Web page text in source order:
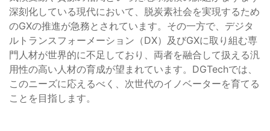
深刻化している現代において、脱炭素社会を実現するため
のGXの推進が急務とされています。その一方で、デジタ
ルトランスフォーメーション（DX）及びGXに取り組む専
門人材が世界的に不足しており、両者を融合して扱える汎
用性の高い人材の育成が望まれています。DGTechでは、
このニーズに応えるべく、次世代のイノベーターを育てる
ことを目指します。